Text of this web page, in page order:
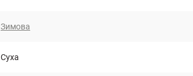
Зимова
Суха